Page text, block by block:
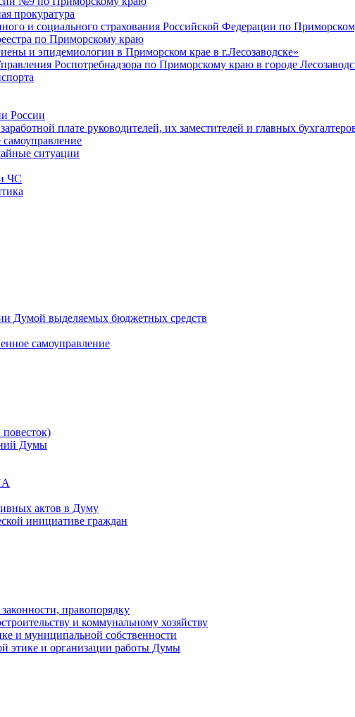
прокуратура
и социального страхования Российской Федерации по
по Приморскому краю
и эпидемиологии в Приморском крае в г.Лесозаводске»
Роспотребнадзора по Приморскому краю в городе
России
плате руководителей, их заместителей и главных
ситуации
ЧС
Думой выделяемых бюджетных средств
самоуправление
Думы
актов в Думу
инициативе граждан
правопорядку
и коммунальному хозяйству
и муниципальной собственности
этике и организации работы Думы